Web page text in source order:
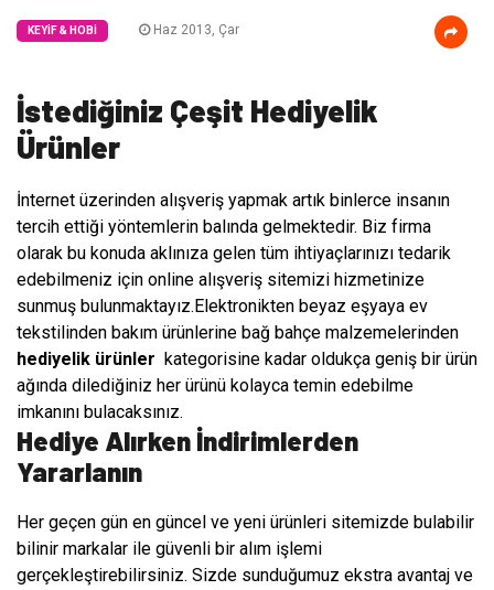
KEYIF & HOBI Haz 2013, Çar
İstediğiniz Çeşit Hediyelik
Ürünler
İnternet üzerinden alışveriş yapmak artık binlerce insanın
tercih ettiği yöntemlerin balında gelmektedir. Biz firma
olarak bu konuda aklınıza gelen tüm ihtiyaçlarınızı tedarik
edebilmeniz için online alışveriş sitemizi hizmetinize
sunmuş bulunmaktayız.Elektronikten beyaz eşyaya ev
tekstilinden bakım ürünlerine bağ bahçe malzemelerinden
hediyelik ürünler kategorisine kadar oldukça geniş bir ürün
ağında dilediğiniz her ürünü kolayca temin edebilme
imkanını bulacaksınız.
Hediye Alırken İndirimlerden
Yararlanın
Her geçen gün en güncel ve yeni ürünleri sitemizde bulabilir
bilinir markalar ile güvenli bir alım işlemi
gerçekleştirebilirsiniz. Sizde sunduğumuz ekstra avantaj ve